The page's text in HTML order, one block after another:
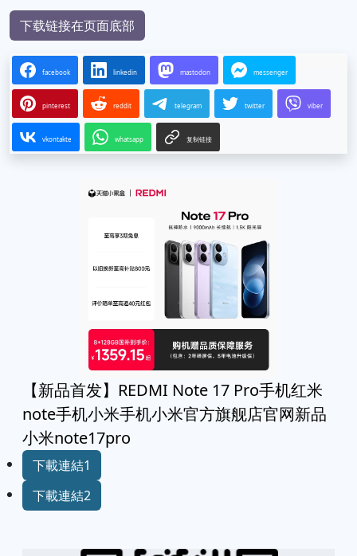
下载链接在页面底部
facebook linkedin mastodon messenger
pinterest reddit telegram twitter viber
vkontakte whatsapp 复制链接
【新品首发】REDMI Note 17 Pro手机红米
note手机小米手机小米官方旗舰店官网新品
小米note17pro
下載連結1
下載連結2